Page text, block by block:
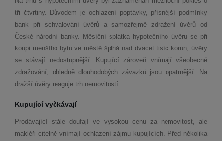
tři čtvrtiny. Důvodem je ochlazení poptávky, přísnější podmínky
bank při schvalování úvěrů a samozřejmě zdražení úvěrů od
České národní banky. Měsíční splátka hypotečního úvěru se při
koupi menšího bytu ve městě šplhá nad dvacet tisíc korun, úvěry
se stávají nedostupnější. Kupující zároveň vnímají všeobecné
zdražování, ohledně dlouhodobých závazků jsou opatrnější. Na
dražší úvěry reaguje trh nemovitostí.
Kupující vyčkávají
Prodávající stále doufají ve vysokou cenu za nemovitost, ale
makléři citelně vnímají ochlazení zájmu kupujících. Před několika